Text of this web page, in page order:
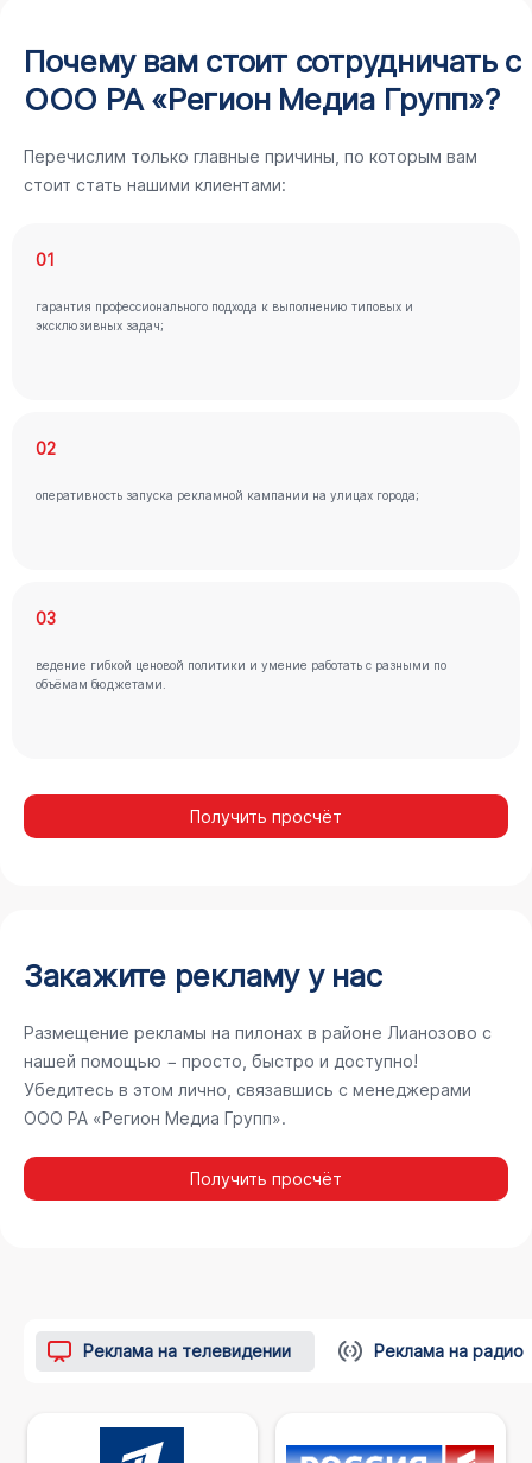
Почему вам стоит сотрудничать с
ООО РА «Регион Медиа Групп»?
Перечислим только главные причины, по которым вам
стоит стать нашими клиентами:
01
гарантия профессионального подхода к выполнению типовых и
эксклюзивных задач;
02
оперативность запуска рекламной кампании на улицах города;
03
ведение гибкой ценовой политики и умение работать с разными по
объёмам бюджетами.
Получить просчёт
Закажите рекламу у нас
Размещение рекламы на пилонах в районе Лианозово с
нашей помощью − просто, быстро и доступно!
Убедитесь в этом лично, связавшись с менеджерами
ООО РА «Регион Медиа Групп».
Получить просчёт
Реклама на телевидении Реклама на радио